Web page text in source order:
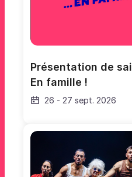
Présentation de
En famille !
26 - 27 sept. 2026